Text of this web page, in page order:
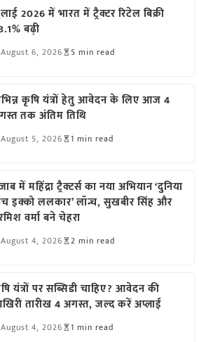
2026 में भारत में ट्रैक्टर रिटेल बिक्री
बढ़ी
August 6, 2026 5 min read
कृषि यंत्रों हेतु आवेदन के लिए आज 4
तक अंतिम तिथि
August 5, 2026 1 min read
में महिंद्रा ट्रैक्टर्स का नया अभियान ‘दुनिया
इक्को ललकार’ लॉन्च, सुखबीर सिंह और
वर्मा बने चेहरा
August 4, 2026 2 min read
यंत्रों पर सब्सिडी चाहिए? आवेदन की
तारीख 4 अगस्त, जल्द करें अप्लाई
August 4, 2026 1 min read